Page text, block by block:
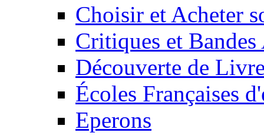
Choisir et Acheter
Critiques et
Découverte de
Écoles Françaises
Eperons